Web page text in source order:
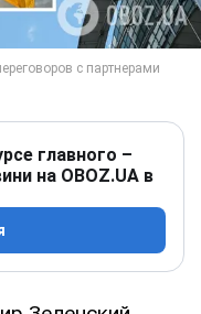
главного –
на OBOZ.UA в